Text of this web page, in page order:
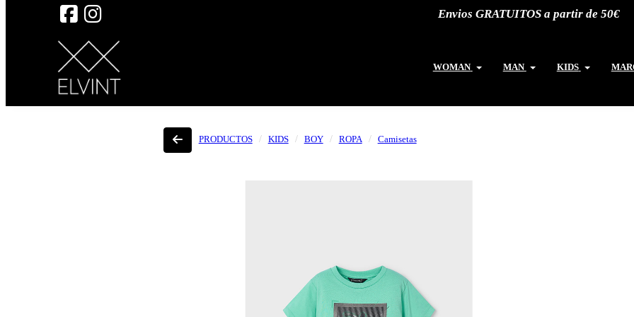
Envios GRATUITOS a partir de 50€
WOMAN MAN KIDS
PRODUCTOS KIDS BOY ROPA Camisetas